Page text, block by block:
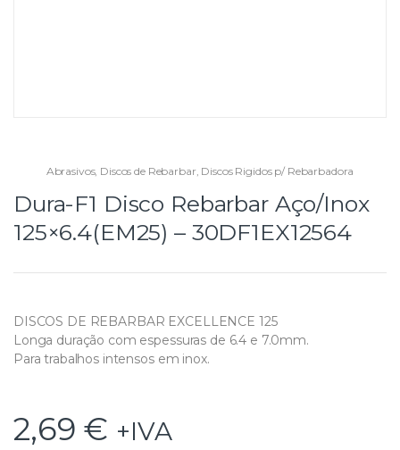
Abrasivos, Discos de Rebarbar, Discos Rigidos p/ Rebarbadora
Dura-F1 Disco Rebarbar Aço/Inox
125×6.4(EM25) – 30DF1EX12564
DISCOS DE REBARBAR EXCELLENCE 125
Longa duração com espessuras de 6.4 e 7.0mm.
Para trabalhos intensos em inox.
2,69 € +IVA